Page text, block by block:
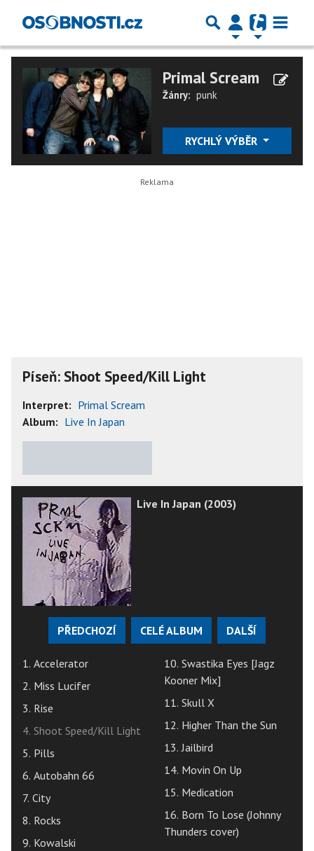
Primal Scream
Žánry: punk
RYCHLÝ VÝBĚR
Píseň: Shoot Speed/Kill Light
Interpret: Primal Scream
Album: Live In Japan
Live In Japan (2003)
PŘEDCHOZÍ CELÉ ALBUM DALŠÍ
1. Accelerator
2. Miss Lucifer
3. Rise
4. Shoot Speed/Kill Light
5. Pills
6. Autobahn 66
7. City
8. Rocks
9. Kowalski
10. Swastika Eyes [Jagz
Kooner Mix]
11. Skull X
12. Higher Than the Sun
13. Jailbird
14. Movin On Up
15. Medication
16. Born To Lose (Johnny
Thunders cover)